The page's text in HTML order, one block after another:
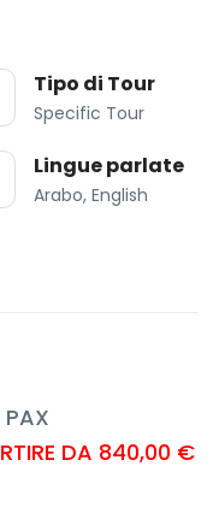
Tipo di Tour
Specific Tour
Lingue parlate
Arabo, English
DA 840,00 €